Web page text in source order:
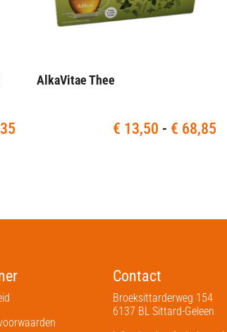
AlkaVitae Thee
€ 13,50 - € 68,85
Contact
Broeksittarderweg 154
6137 BL Sittard-Geleen